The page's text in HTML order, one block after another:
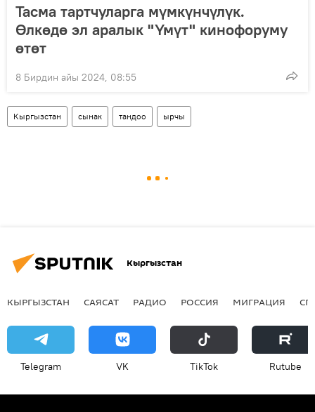
Тасма тартчуларга мүмкүнчүлүк.
Өлкөдө эл аралык "Үмүт" кинофоруму
өтөт
8 Бирдин айы 2024, 08:55
Кыргызстан сынак тандоо ырчы
Кыргызстан
КЫРГЫЗСТАН САЯСАТ РАДИО РОССИЯ МИГРАЦИЯ
Telegram VK ТikТоk Rutube